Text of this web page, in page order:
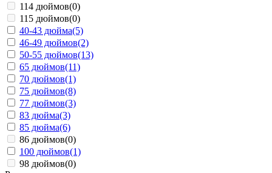
114 дюймов(0)
115 дюймов(0)
40-43 дюйма(5)
46-49 дюймов(2)
50-55 дюймов(13)
65 дюймов(11)
70 дюймов(1)
75 дюймов(8)
77 дюймов(3)
83 дюйма(3)
85 дюйма(6)
86 дюймов(0)
100 дюймов(1)
98 дюймов(0)